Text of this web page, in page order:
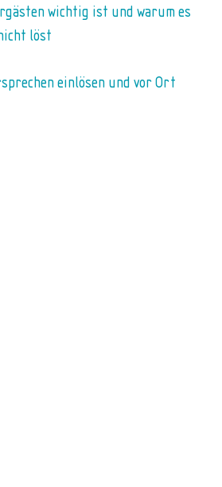
wichtig ist und warum es
löst
einlösen und vor Ort